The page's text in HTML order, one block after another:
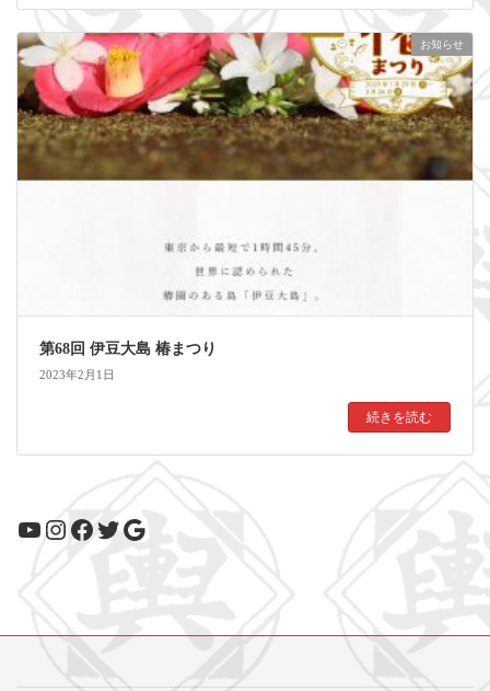
お知らせ
第68回 伊豆大島 椿まつり
2023年2月1日
続きを読む
YouTube
Instagram
Facebook
Twitter
Google